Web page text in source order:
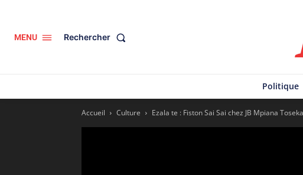
MENU Rechercher
Politique
Accueil Culture Ezala te : Fiston Sai Sai chez JB Mpiana